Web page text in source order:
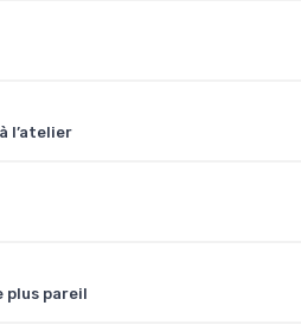
l’atelier
plus pareil